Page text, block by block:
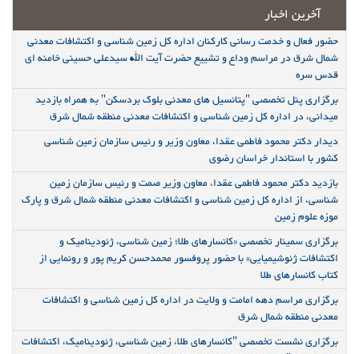
آخرین اخبار
حضور فعال و خدمت رسانی کارکنان اداره کل زمین شناسی و اکتشافات معدنی
شمال شرق در مراسم وداع و تشییع حضرت آیت الله سیدعلی حسینی خامنه ای
قدس سره
برگزاری پنل تخصصی "پتانسیل های معدنی بلوک بردسکن" به همراه بازدید
میدانی، در اداره کل زمین شناسی و اکتشافات معدنی منطقه شمال شرق
دیدار دکتر محمود فاطمی عقدا، معاون وزیر و رئیس سازمان زمین شناسی
کشور با استاندار خراسان رضوی
بازدید دکتر محمود فاطمی عقدا، معاون وزیر صمت و رئیس سازمان زمین
شناسی، از اداره کل زمین شناسی و اکتشافات معدنی منطقه شمال شرق و پارک
موزه علوم زمین
برگزاری سمینار تخصصی «کانسارهای طلا؛ زمین شناسی، ژئودینامیک و
اکتشافات ژئوشیمیایی» با حضور پروفسور محمدحسن کریم پور و رونمایی از
کتاب کانسارهای طلا
برگزاری مراسم دهه امامت و ولایت در اداره کل زمین شناسی و اکتشافات
معدنی منطقه شمال شرق
برگزاری نشست تخصصی "کانسارهای طلا، زمین شناسی، ژئودینامیک، اکتشافات